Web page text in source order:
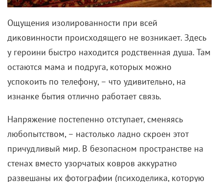
Ощущения изолированности при всей
диковинности происходящего не возникает. Здесь
у героини быстро находится родственная душа. Там
остаются мама и подруга, которых можно
успокоить по телефону, – что удивительно, на
изнанке бытия отлично работает связь.
Напряжение постепенно отступает, сменяясь
любопытством, – настолько ладно скроен этот
причудливый мир. В безопасном пространстве на
стенах вместо узорчатых ковров аккуратно
развешаны их фотографии (психоделика, которую